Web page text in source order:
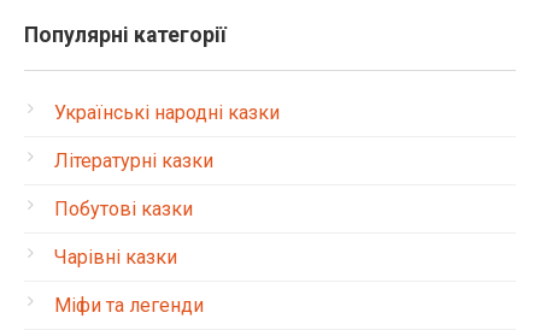
Популярні категорії
Українські народні казки
Літературні казки
Побутові казки
Чарівні казки
Міфи та легенди